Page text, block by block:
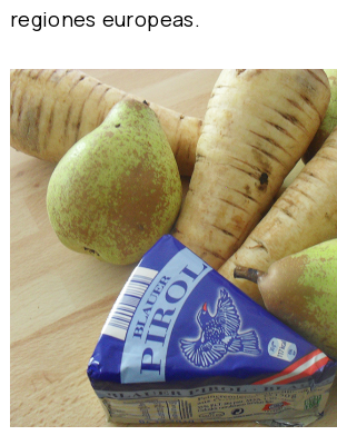
regiones europeas.